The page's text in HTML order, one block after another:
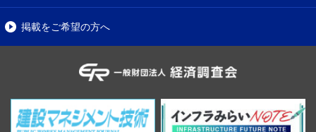
掲載をご希望の方へ